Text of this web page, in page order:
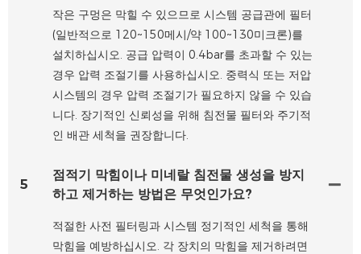
작은 구멍은 막힐 수 있으므로 시스템 공급관에 필터
(일반적으로 120~150메시/약 100~130미크론)를
설치하십시오. 공급 압력이 0.4bar를 초과할 수 있는
경우 압력 조절기를 사용하십시오. 중력식 또는 저압
시스템의 경우 압력 조절기가 필요하지 않을 수 있습
니다. 장기적인 신뢰성을 위해 침전물 필터와 주기적
인 배관 세척을 권장합니다.
5
점적기 막힘이나 미네랄 침전물 생성을 방지
하고 제거하는 방법은 무엇인가요?
적절한 사전 필터링과 시스템 정기적인 세척을 통해
막힘을 예방하십시오. 각 장치의 막힘을 제거하려면